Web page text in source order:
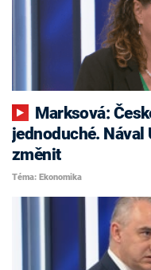
jednoduché. Nával
změnit
Téma: Ekonomika